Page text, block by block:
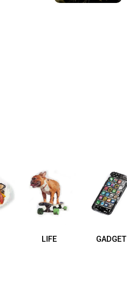
LIFE GADGET